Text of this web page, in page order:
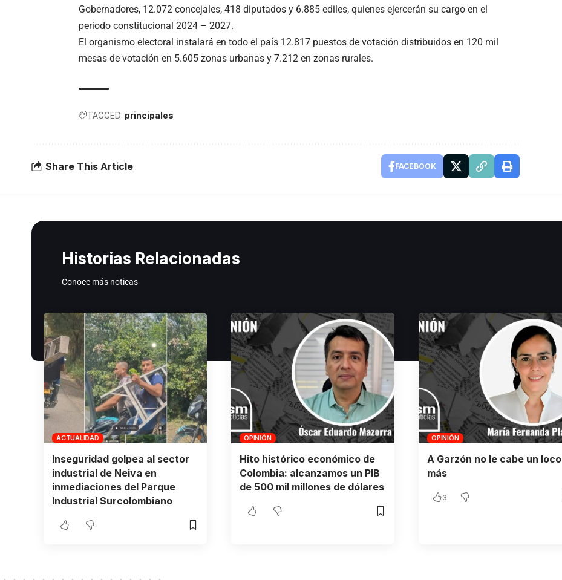
Gobernadores, 12.072 concejales, 418 diputados y 6.885 ediles, quienes ejercerán su cargo en el
periodo constitucional 2024 – 2027.
El organismo electoral instalará en todo el país 12.817 puestos de votación distribuidos en 120 mil
mesas de votación en 5.605 zonas urbanas y 7.212 en zonas rurales.
TAGGED: principales
Share This Article FACEBOOK
Historias Relacionadas
Conoce más noticas
ACTUALIDAD
Inseguridad golpea al sector
industrial de Neiva en
inmediaciones del Parque
Industrial Surcolombiano
OPINIÓN
Hito histórico económico de
Colombia: alcanzamos un PIB
de 500 mil millones de dólares
OPINIÓN
A Garzón no le cabe un loco
más
3